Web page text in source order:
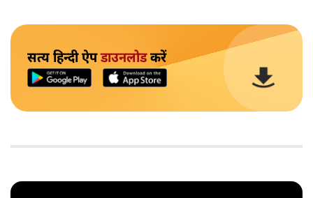
सत्य हिन्दी ऐपडाउनलोडकरें